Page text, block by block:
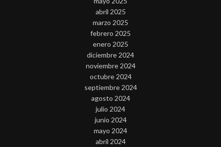
abril 2025
marzo 2025
febrero 2025
enero 2025
diciembre 2024
noviembre 2024
octubre 2024
septiembre 2024
agosto 2024
julio 2024
junio 2024
mayo 2024
abril 2024